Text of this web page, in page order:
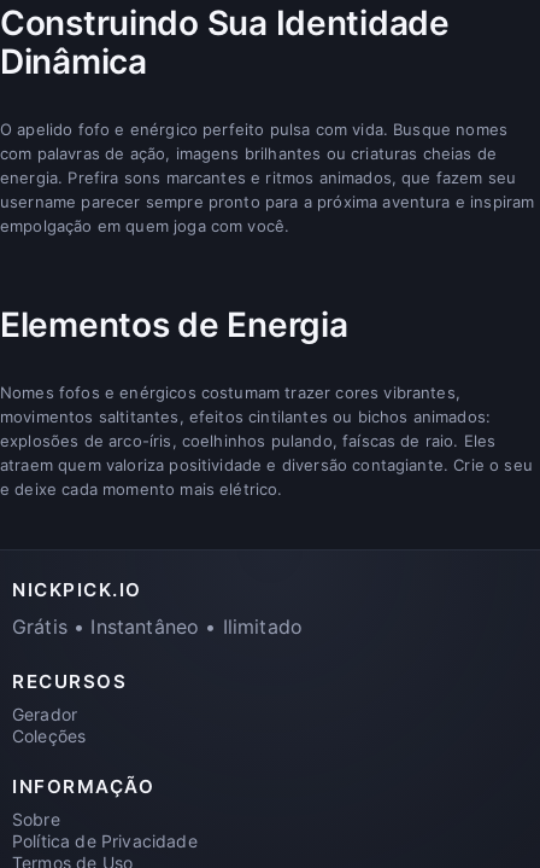
Construindo Sua Identidade
Dinâmica
O apelido fofo e enérgico perfeito pulsa com vida. Busque nomes
com palavras de ação, imagens brilhantes ou criaturas cheias de
energia. Prefira sons marcantes e ritmos animados, que fazem seu
username parecer sempre pronto para a próxima aventura e inspiram
empolgação em quem joga com você.
Elementos de Energia
Nomes fofos e enérgicos costumam trazer cores vibrantes,
movimentos saltitantes, efeitos cintilantes ou bichos animados:
explosões de arco-íris, coelhinhos pulando, faíscas de raio. Eles
atraem quem valoriza positividade e diversão contagiante. Crie o seu
e deixe cada momento mais elétrico.
NICKPICK.IO
Grátis • Instantâneo • Ilimitado
RECURSOS
Gerador
Coleções
INFORMAÇÃO
Sobre
Política de Privacidade
Termos de Uso